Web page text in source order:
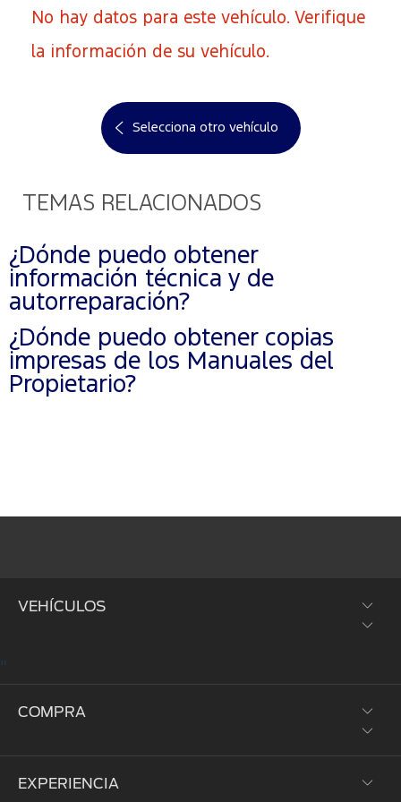
No hay datos para este vehículo. Verifique
la información de su vehículo.
Selecciona otro vehículo
TEMAS RELACIONADOS
¿Dónde puedo obtener
información técnica y de
autorreparación?
¿Dónde puedo obtener copias
impresas de los Manuales del
Propietario?
VEHÍCULOS
"
COMPRA
Prueba de Manejo
EXPERIENCIA